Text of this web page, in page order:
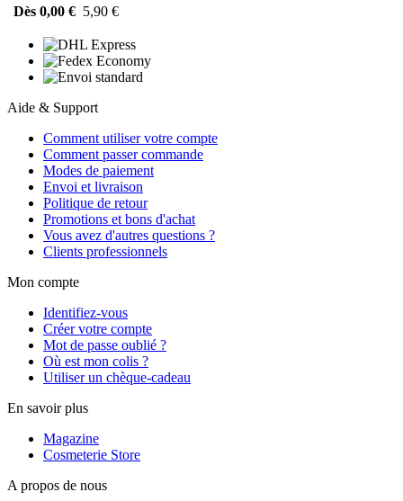
Dès 0,00 € 5,90 €
Aide & Support
Comment utiliser votre compte
Comment passer commande
Modes de paiement
Envoi et livraison
Politique de retour
Promotions et bons d'achat
Vous avez d'autres questions ?
Clients professionnels
Mon compte
Identifiez-vous
Créer votre compte
Mot de passe oublié ?
Où est mon colis ?
Utiliser un chèque-cadeau
En savoir plus
Magazine
Cosmeterie Store
A propos de nous